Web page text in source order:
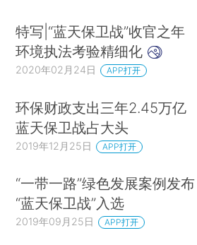
特写|“蓝天保卫战”收官之年
环境执法考验精细化
2020年02月24日 APP打开
环保财政支出三年2.45万亿
蓝天保卫战占大头
2019年12月25日 APP打开
“一带一路”绿色发展案例发布
“蓝天保卫战”入选
2019年09月25日 APP打开